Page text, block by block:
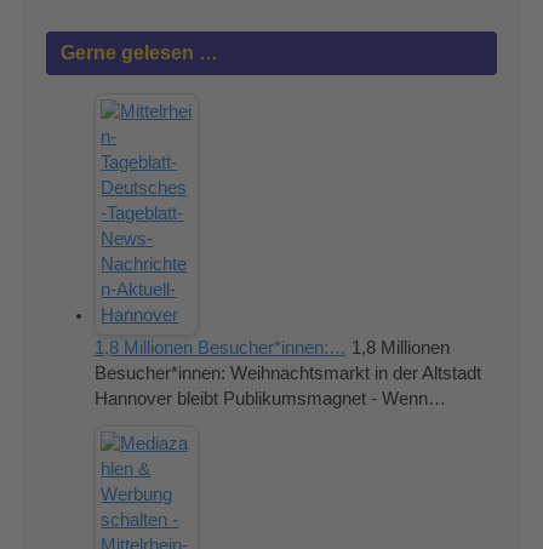
Gerne gelesen …
1,8 Millionen Besucher*innen:… 1,8 Millionen
Besucher*innen: Weihnachtsmarkt in der Altstadt
Hannover bleibt Publikumsmagnet - Wenn…